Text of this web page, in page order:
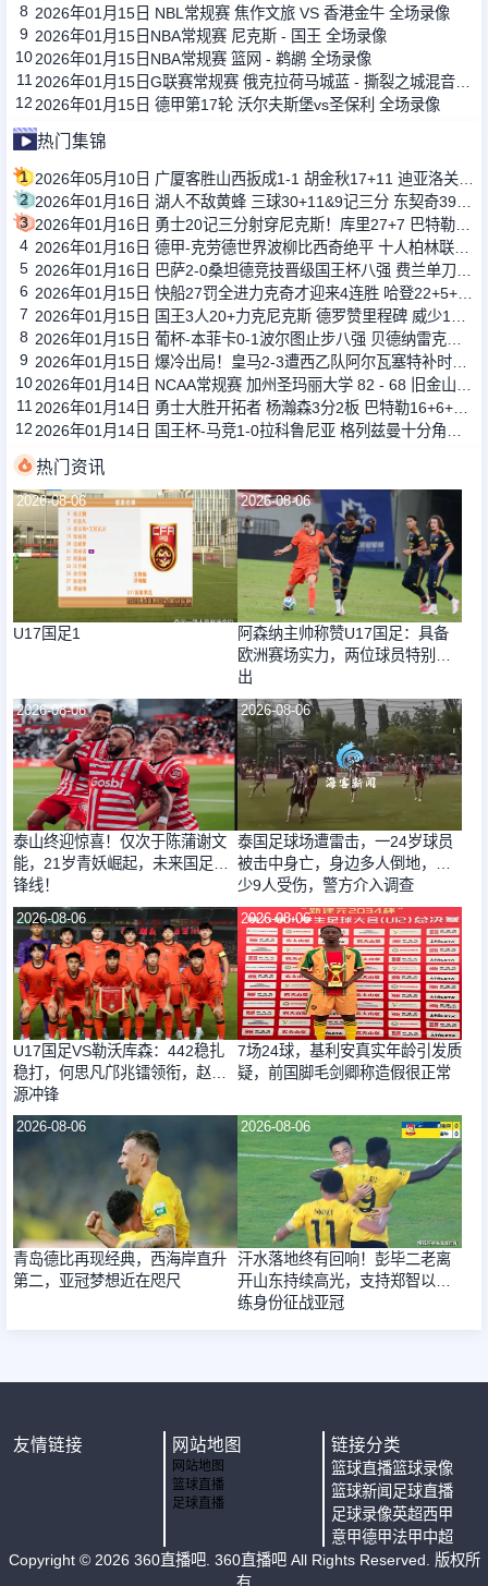
8 2026年01月15日 NBL常规赛 焦作文旅 VS 香港金牛 全场录像
9 2026年01月15日NBA常规赛 尼克斯 - 国王 全场录像
102026年01月15日NBA常规赛 篮网 - 鹈鹕 全场录像
11
12 2026年01月15日 德甲第17轮 沃尔夫斯堡vs圣保利 全场录像
热门集锦
1
2
3
4
5
6
7
8
9
10
11
12
热门资讯
2026-08-06
U17国足1
2026-08-06
阿森纳主帅称赞U17国足：具备
欧洲赛场实力，两位球员特别突
出
2026-08-06
泰山终迎惊喜！仅次于陈蒲谢文
能，21岁青妖崛起，未来国足新
锋线！
2026-08-06
泰国足球场遭雷击，一24岁球员
被击中身亡，身边多人倒地，至
少9人受伤，警方介入调查
2026-08-06
U17国足VS勒沃库森：442稳扎
稳打，何思凡邝兆镭领衔，赵松
源冲锋
2026-08-06
7场24球，基利安真实年龄引发质
疑，前国脚毛剑卿称造假很正常
2026-08-06
青岛德比再现经典，西海岸直升
第二，亚冠梦想近在咫尺
2026-08-06
汗水落地终有回响！彭毕二老离
开山东持续高光，支持郑智以教
练身份征战亚冠
友情链接 网站地图
网站地图
篮球直播
足球直播
链接分类
篮球直播篮球录像
篮球新闻 足球直播
足球录像英超西甲
意甲德甲法甲中超
Copyright © 2026 360直播吧. 360直播吧 All Rights Reserved. 版权所
有